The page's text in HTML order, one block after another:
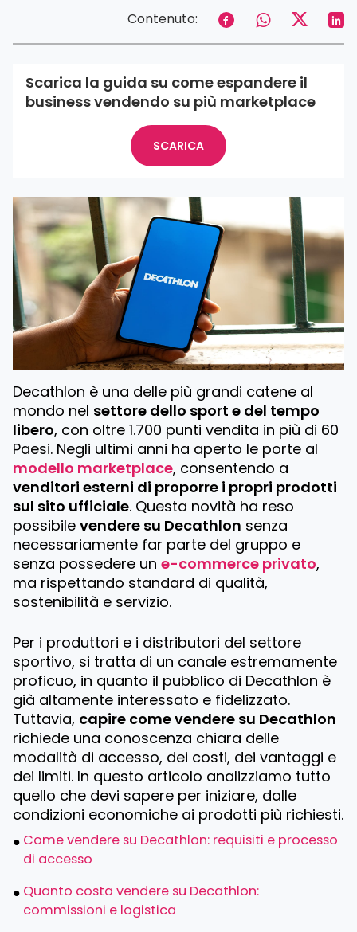
Contenuto:
Scarica la guida su come espandere il
business vendendo su più marketplace
SCARICA
Decathlon è una delle più grandi catene al
mondo nel settore dello sport e del tempo
libero, con oltre 1.700 punti vendita in più di 60
Paesi. Negli ultimi anni ha aperto le porte al
modello marketplace, consentendo a
venditori esterni di proporre i propri prodotti
sul sito ufficiale. Questa novità ha reso
possibilevendere su Decathlon senza
necessariamente far parte del gruppo e
senza possedere une-commerce privato,
ma rispettando standard di qualità,
sostenibilità e servizio.
Per i produttori e i distributori del settore
sportivo, si tratta di un canale estremamente
proficuo, in quanto il pubblico di Decathlon è
già altamente interessato e fidelizzato.
Tuttavia, capire come vendere su Decathlon
richiede una conoscenza chiara delle
modalità di accesso, dei costi, dei vantaggi e
dei limiti. In questo articolo analizziamo tutto
quello che devi sapere per iniziare, dalle
condizioni economiche ai prodotti più richiesti.
Come vendere su Decathlon: requisiti e processo
di accesso
Quanto costa vendere su Decathlon:
commissioni e logistica